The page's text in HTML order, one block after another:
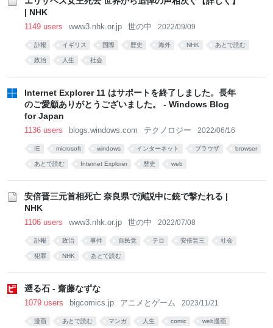
| NHK
1149 users www3.nhk.or.jp 世の中 2022/09/09
訃報 イギリス 国際 歴史 海外 NHK あとで読む
政治 人生 社会
Internet Explorer 11 はサポートを終了しました。長年
のご愛顧ありがとうございました。 - Windows Blog
for Japan
1136 users blogs.windows.com テクノロジー 2022/06/16
IE microsoft windows インターネット ブラウザ browser
あとで読む Internet Explorer 歴史 web
安倍晋三元首相死亡 奈良県で演説中に銃で撃たれる |
NHK
1106 users www3.nhk.or.jp 世の中 2022/07/08
訃報 政治 事件 自民党 テロ 安倍晋三 社会
犯罪 NHK あとで読む
遡る石 - 齋藤なずな
1079 users bigcomics.jp アニメとゲーム 2023/11/21
漫画 あとで読む マンガ 人生 comic web漫画